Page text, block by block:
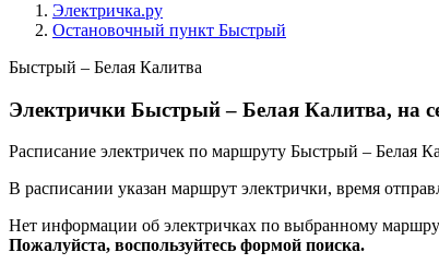
Электричка.ру
Остановочный пункт Быстрый
Быстрый – Белая Калитва
Электрички Быстрый – Белая Калитва, на
Расписание электричек по маршруту Быстрый – Белая
В расписании указан маршрут электрички, время
Нет информации об электричках по выбранному
Пожалуйста, воспользуйтесь формой поиска.